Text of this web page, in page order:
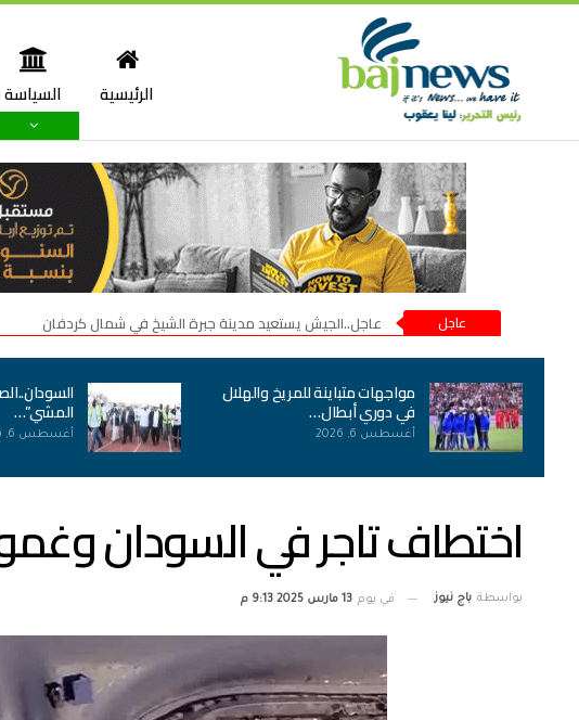
الرئيسية السياسة
عاجل عاجل..الجيش يستعيد مدينة جبرة الشيخ في شمال كردفان
مواجهات متباينة للمريخ والهلال
في دوري أبطال…
أغسطس 6, 2026
المشي”…
أغسطس 6, 2026
اختطاف تاجر في السودان
بواسطة باج نيوز في يوم 13 مارس 2025 9:13 م